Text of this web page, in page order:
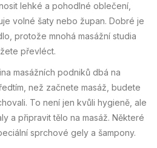
lehké a pohodlné oblečení,
volné šaty nebo župan. Dobré je
protože mnohá masážní studia
převléct.
masážních podniků dbá na
než začnete masáž, budete
To není jen kvůli hygieně, ale
a připravit tělo na masáž. Některé
sprchové gely a šampony.